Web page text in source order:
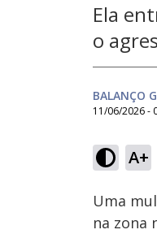
Ela
o
BALANÇO
11/06/2026 -
A+
Uma
na zona